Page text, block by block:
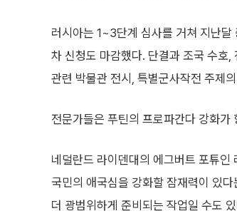
러시아는 1~3단계 심사를 거쳐 지난
차 신청도 마감했다. 단결과 조국 수호
관련 박물관 전시, 특별군사작전 주제
전문가들은 푸틴의 프로파간다 강화
네덜란드 라이덴대의 에그버트 포튜
국민의 애국심을 강화할 잠재력이 있
더 광범위하게 준비되는 작업일 수도